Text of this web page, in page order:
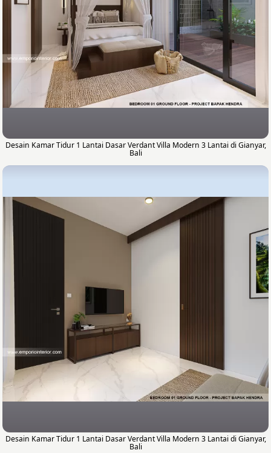
Desain Kamar Tidur 1 Lantai Dasar Verdant Villa Modern 3 Lantai di Gianyar,
Bali
Desain Kamar Tidur 1 Lantai Dasar Verdant Villa Modern 3 Lantai di Gianyar,
Bali